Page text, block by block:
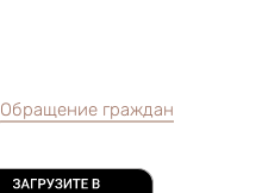
Обращение граждан